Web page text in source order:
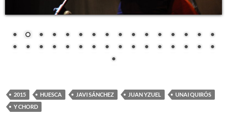
2015 HUESCA JAVI SÁNCHEZ JUAN YZUEL
UNAI QUIRÓS
Y CHORD